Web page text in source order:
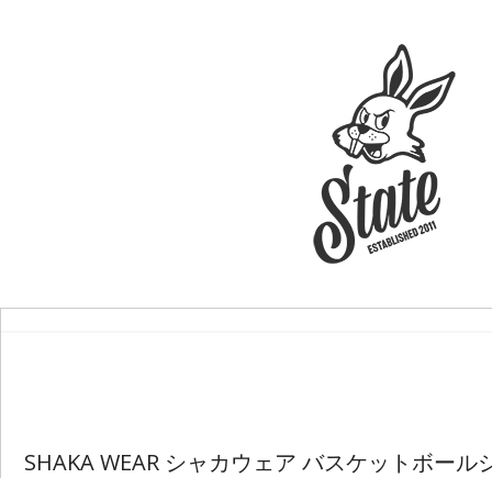
SHAKA WEAR シャカウェア バスケットボー